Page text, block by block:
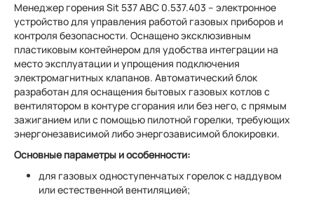
Менеджер горения Sit 537 ABC 0.537.403 – электронное
устройство для управления работой газовых приборов и
контроля безопасности. Оснащено эксклюзивным
пластиковым контейнером для удобства интеграции на
место эксплуатации и упрощения подключения
электромагнитных клапанов. Автоматический блок
разработан для оснащения бытовых газовых котлов с
вентилятором в контуре сгорания или без него, с прямым
зажиганием или с помощью пилотной горелки, требующих
энергонезависимой либо энергозависимой блокировки.
Основные параметры и особенности:
для газовых одноступенчатых горелок с наддувом
или естественной вентиляцией;